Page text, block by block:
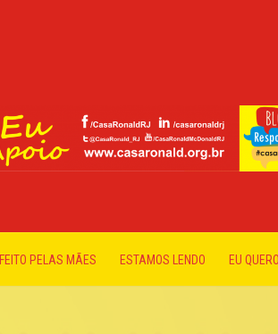
FEITO PELAS MÃES ESTAMOS LENDO EU